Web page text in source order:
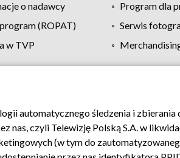
o nadawcy
Program dla
(ROPAT)
Serwis
w TVP
Moje zgody Pomoc Biuro
automatycznego śledzenia i
czyli Telewizję Polską S.A. w
(w tym do